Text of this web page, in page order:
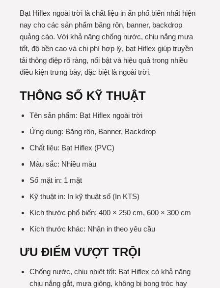
Bạt Hiflex ngoài trời là chất liệu in ấn phổ biến nhất hiện
nay cho các sản phẩm băng rôn, banner, backdrop
quảng cáo. Với khả năng chống nước, chịu nắng mưa
tốt, độ bền cao và chi phí hợp lý, bạt Hiflex giúp truyền
tải thông điệp rõ ràng, nổi bật và hiệu quả trong nhiều
điều kiện trưng bày, đặc biệt là ngoài trời.
THÔNG SỐ KỸ THUẬT
Tên sản phẩm: Bạt Hiflex ngoài trời
Ứng dụng: Băng rôn, Banner, Backdrop
Chất liệu: Bạt Hiflex (PVC)
Màu sắc: Nhiều màu
Số mặt in: 1 mặt
Kỹ thuật in: In kỹ thuật số (In KTS)
Kích thước phổ biến: 400 × 250 cm, 600 × 300 cm
Kích thước khác: Nhận in theo yêu cầu
ƯU ĐIỂM VƯỢT TRỘI
Chống nước, chịu nhiệt tốt: Bạt Hiflex có khả năng
chịu nắng gắt, mưa giông, không bị bong tróc hay